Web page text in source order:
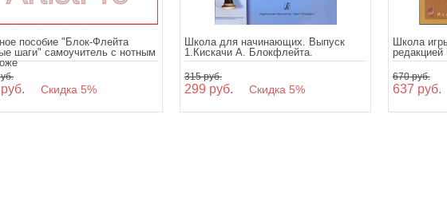
пособие "Блок-Флейта
шаги" самоучитель с нотным
Скидка 5%
Школа для начинающих. Выпуск
1.Кискачи А. Блокфлейта.
315 руб.
299 руб. Скидка 5%
Школа
670 руб.
637 руб.